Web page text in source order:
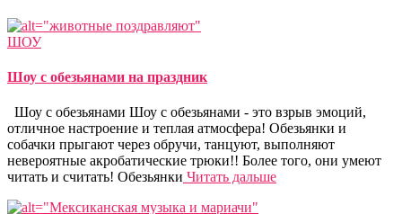
ШОУ
Шоу с обезьянами на праздник
Шоу с обезьянами Шоу с обезьянами - это взрыв эмоций,
отличное настроение и теплая атмосфера! Обезьянки и
собачки прыгают через обручи, танцуют, выполняют
невероятные акробатические трюки!! Более того, они умеют
читать и считать! Обезьянки Читать дальше